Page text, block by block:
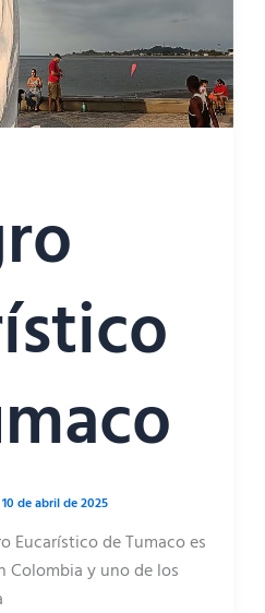
10 de abril de 2025
Eucarístico de Tumaco es
Colombia y uno de los